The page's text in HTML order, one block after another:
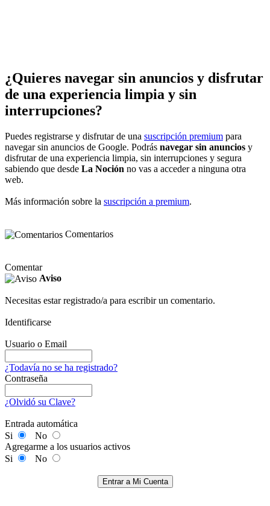
¿Quieres navegar sin anuncios y disfrutar
de una experiencia limpia y sin
interrupciones?
Puedes registrarse y disfrutar de una suscripción premium para
navegar sin anuncios de Google. Podrás navegar sin anuncios y
disfrutar de una experiencia limpia, sin interrupciones y segura
sabiendo que desde La Noción no vas a acceder a ninguna otra
web.
Más información sobre la suscripción a premium.
Comentarios
Comentar
Aviso
Necesitas estar registrado/a para escribir un comentario.
Identificarse
Usuario o Email
¿Todavía no se ha registrado?
Contraseña
¿Olvidó su Clave?
Entrada automática
Si
No
Agregarme a los usuarios activos
Si
No
Entrar a Mi Cuenta